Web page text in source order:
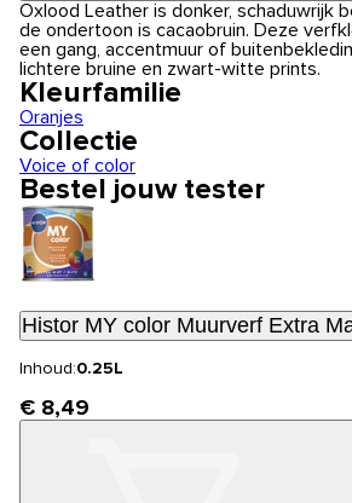
Oxlood Leather is donker, schaduwrijk
de ondertoon is cacaobruin. Deze
een gang, accentmuur of
lichtere bruine en zwart-witte prints.
Kleurfamilie
Oranjes
Collectie
Voice of color
Bestel jouw tester
Histor MY color Muurverf Extra
Inhoud:0.25L
€ 8,49